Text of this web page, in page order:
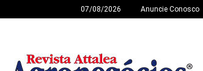
07/08/2026 Anuncie Conosco